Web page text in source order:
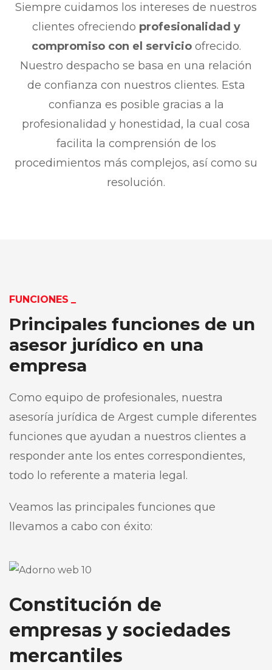
Siempre cuidamos los intereses de nuestros
clientes ofreciendo profesionalidad y
compromiso con el servicioofrecido.
Nuestro despacho se basa en una relación
de confianza con nuestros clientes. Esta
confianza es posible gracias a la
profesionalidad y honestidad, la cual cosa
facilita la comprensión de los
procedimientos más complejos, así como su
resolución.
FUNCIONES
Principales funciones de un
asesor jurídico en una
empresa
Como equipo de profesionales, nuestra
asesoría jurídica de Argest cumple diferentes
funciones que ayudan a nuestros clientes a
responder ante los entes correspondientes,
todo lo referente a materia legal.
Veamos las principales funciones que
llevamos a cabo con éxito:
Constitución de
empresas y sociedades
mercantiles